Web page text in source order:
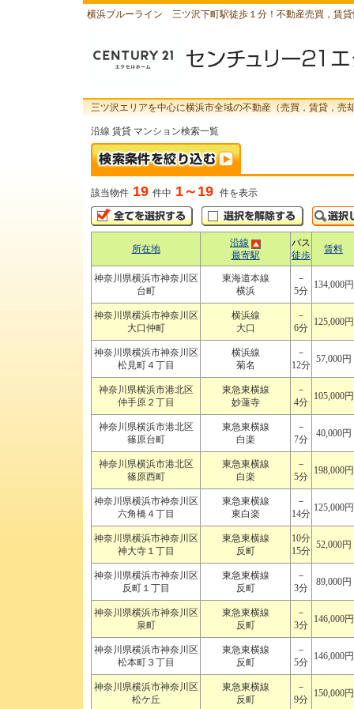
横浜ブルーライン 三ツ沢下町駅徒歩１分！不動産売買，賃
三ツ沢エリアを中心に横浜市全域の不動産（売買，賃貸，
沿線 賃貸 マンション検索一覧
該当物件 19 件中 1～19 件を表示
所在地
沿線
最寄駅
バス
徒歩
賃料
神奈川県横浜市神奈川区
台町
東海道本線
横浜
－
5分
134,000円
神奈川県横浜市神奈川区
大口仲町
横浜線
大口
－
6分
125,000円
神奈川県横浜市神奈川区
松見町４丁目
横浜線
菊名
－
12分
57,000円
神奈川県横浜市港北区
仲手原２丁目
東急東横線
妙蓮寺
－
4分
105,000円
神奈川県横浜市港北区
篠原台町
東急東横線
白楽
－
7分
40,000円
神奈川県横浜市港北区
篠原西町
東急東横線
白楽
－
5分
198,000円
神奈川県横浜市神奈川区
六角橋４丁目
東急東横線
東白楽
－
14分
125,000円
神奈川県横浜市神奈川区
神大寺１丁目
東急東横線
反町
10分
15分
52,000円
神奈川県横浜市神奈川区
反町１丁目
東急東横線
反町
－
3分
89,000円
神奈川県横浜市神奈川区
泉町
東急東横線
反町
－
3分
146,000円
神奈川県横浜市神奈川区
松本町３丁目
東急東横線
反町
－
5分
146,000円
神奈川県横浜市神奈川区
松ケ丘
東急東横線
反町
－
9分
150,000円